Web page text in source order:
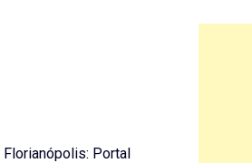
Florianópolis: Portal